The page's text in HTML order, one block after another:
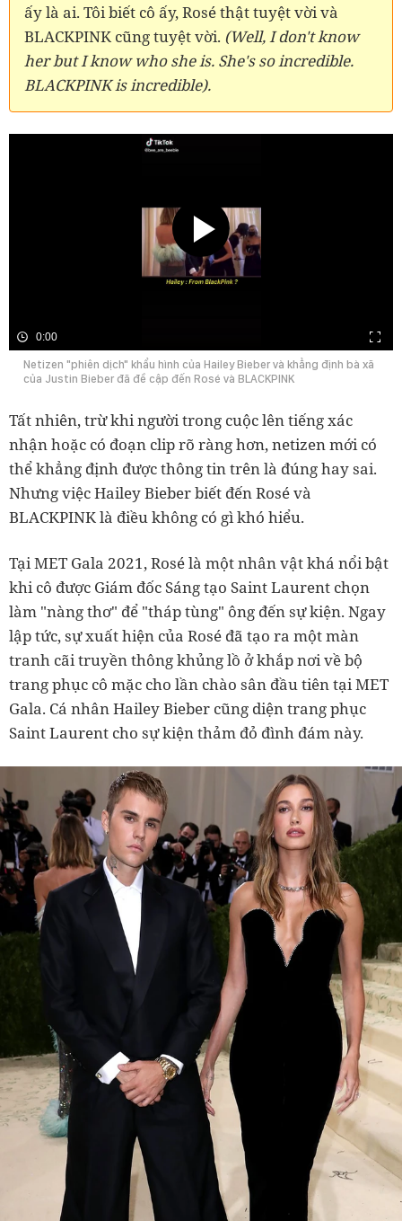
ấy là ai. Tôi biết cô ấy, Rosé thật tuyệt vời và
BLACKPINK cũng tuyệt vời. (Well, I don't know
her but I know who she is. She's so incredible.
BLACKPINK is incredible).
0:00
Netizen "phiên dịch" khẩu hình của Hailey Bieber và khẳng định bà xã
của Justin Bieber đã đề cập đến Rosé và BLACKPINK
Tất nhiên, trừ khi người trong cuộc lên tiếng xác
nhận hoặc có đoạn clip rõ ràng hơn, netizen mới có
thể khẳng định được thông tin trên là đúng hay sai.
Nhưng việc Hailey Bieber biết đến Rosé và
BLACKPINK là điều không có gì khó hiểu.
Tại MET Gala 2021, Rosé là một nhân vật khá nổi bật
khi cô được Giám đốc Sáng tạo Saint Laurent chọn
làm "nàng thơ" để "tháp tùng" ông đến sự kiện. Ngay
lập tức, sự xuất hiện của Rosé đã tạo ra một màn
tranh cãi truyền thông khủng lồ ở khắp nơi về bộ
trang phục cô mặc cho lần chào sân đầu tiên tại MET
Gala. Cá nhân Hailey Bieber cũng diện trang phục
Saint Laurent cho sự kiện thảm đỏ đình đám này.